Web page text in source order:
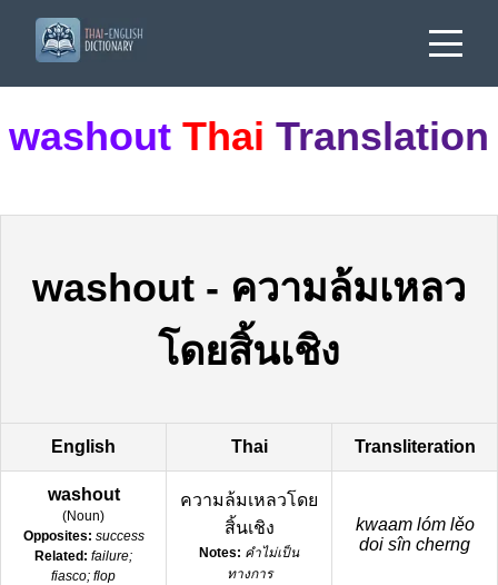
washout Thai Translation
washout - ความล้มเหลว
โดยสิ้นเชิง
English Thai Transliteration
washout
(Noun)
Opposites: success
Related: failure;
fiasco; flop
ความล้มเหลวโดย
สิ้นเชิง
Notes: คำไม่เป็น
ทางการ
kwaam lóm lěo
doi sîn cherng